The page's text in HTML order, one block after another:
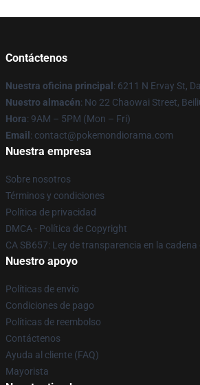
Contáctenos
Nuestra oficina principal : 6211 N Ervay St,
Nuestro almacén: No 22 Chaowai Street,
Hora: 9AM – 5PM (Mon – Fri)
Email : contact@pokemondiorama.com
Nuestra empresa
Sobre nosotros
Términos y condiciones
Política de privacidad
DMCA - Política de Copyright
CA SB657: Ley de transparencia en la
Nuestro apoyo
Políticas de envío
Condiciones de pago
Políticas de reembolso
Contáctenos
Ayuda al cliente (FAQ)
Mayorista